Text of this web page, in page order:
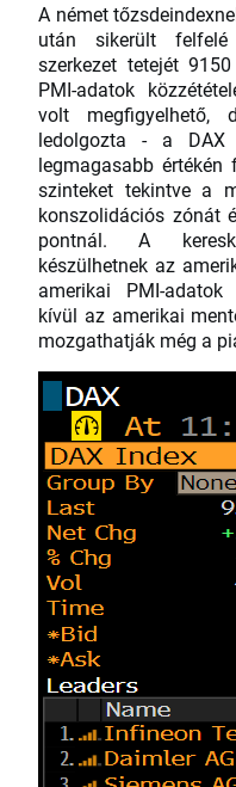
A német
után sikerült felfelé
szerkezet tetejét
PMI-adatok
volt
ledolgozta - a
legmagasabb
szinteket tekintve a
konszolidációs zónát
pontnál. A
készülhetnek az
amerikai PMI-
kívül az amerikai
mozgathatják még a